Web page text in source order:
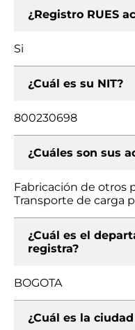
¿Registro RUES
Si
¿Cuál es su NIT?
800230698
¿Cuáles son sus
Fabricación de otros
Transporte de carga
¿Cuál es el
registra?
BOGOTA
¿Cuál es la